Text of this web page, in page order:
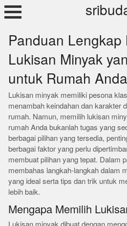
Skip
to
Panduan Lengkap
Lukisan Minyak
untuk Rumah Anda
Lukisan minyak memiliki pesona
menambah keindahan dan karakter
rumah. Namun, memilih lukisan
rumah Anda bukanlah tugas yang
berbagai pilihan yang tersedia,
berbagai faktor yang perlu
membuat pilihan yang tepat. Dalam
membahas langkah-langkah dalam
yang ideal serta tips dan trik untuk
lebih baik.
Mengapa Memilih